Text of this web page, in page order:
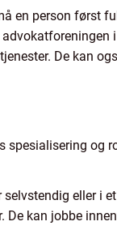
en person først
De kan
og
eller i
kan jobbe